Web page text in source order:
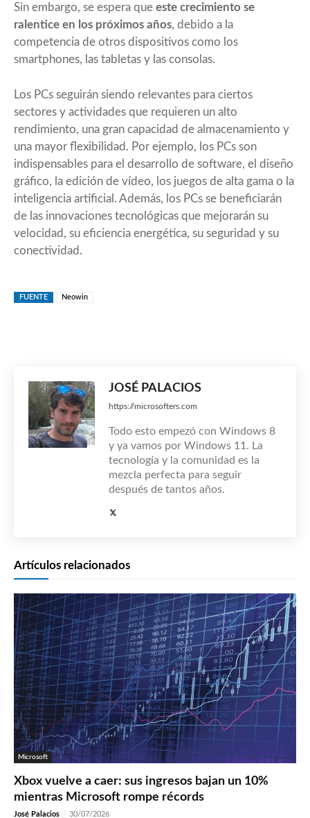
Sin embargo, se espera que este crecimiento se
ralentice en los próximos años, debido a la
competencia de otros dispositivos como los
smartphones, las tabletas y las consolas.
Los PCs seguirán siendo relevantes para ciertos
sectores y actividades que requieren un alto
rendimiento, una gran capacidad de almacenamiento y
una mayor flexibilidad. Por ejemplo, los PCs son
indispensables para el desarrollo de software, el diseño
gráfico, la edición de vídeo, los juegos de alta gama o la
inteligencia artificial. Además, los PCs se beneficiarán
de las innovaciones tecnológicas que mejorarán su
velocidad, su eficiencia energética, su seguridad y su
conectividad.
FUENTE Neowin
JOSÉ PALACIOS
https://microsofters.com
Todo esto empezó con Windows 8
y ya vamos por Windows 11. La
tecnología y la comunidad es la
mezcla perfecta para seguir
después de tantos años.
Artículos relacionados
Microsoft
Xbox vuelve a caer: sus ingresos bajan un 10%
mientras Microsoft rompe récords
José Palacios - 30/07/2026